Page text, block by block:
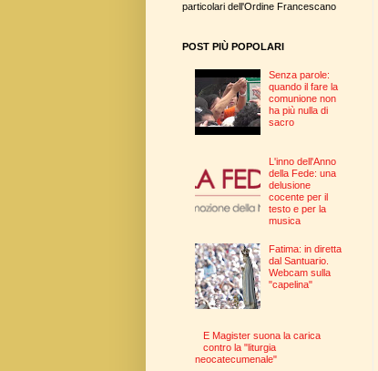
particolari dell'Ordine Francescano
POST PIÙ POPOLARI
Senza parole:
quando il fare la
comunione non
ha più nulla di
sacro
L'inno dell'Anno
della Fede: una
delusione
cocente per il
testo e per la
musica
Fatima: in diretta
dal Santuario.
Webcam sulla
"capelina"
E Magister suona la carica
contro la "liturgia
neocatecumenale"